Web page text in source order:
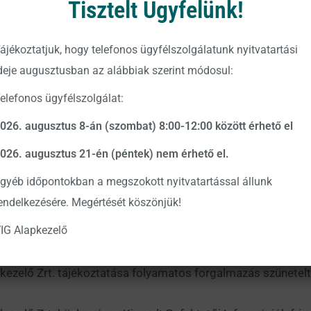
Zrt. tájékoztatása folyamatos forgalmazás
Zrt. tájékoztatása folyamatos forgalmazás
Magyarország Befektetési Alapkezelő Zrt.
Zrt. tájékoztatása 2020. évi ügyletek végrehajtására
Zrt. közleménye a Szerepvállalási Politikája
Zrt. közleménye a kezelt Alapok Tájékoztatóinak és
Zrt. tájékoztatása folyamatos forgalmazás
Tisztelt Ügyfelünk!
hogy telefonos ügyfélszolgálatunk nyitvatartási
augusztusban az alábbiak szerint módosul:
ügyfélszolgálat:
augusztus 8-án (szombat) 8:00-12:00 között érhető el
augusztus 21-én (péntek) nem érhető el.
időpontokban a megszokott nyitvatartással állunk
Megértését köszönjük!
Alapkezelő